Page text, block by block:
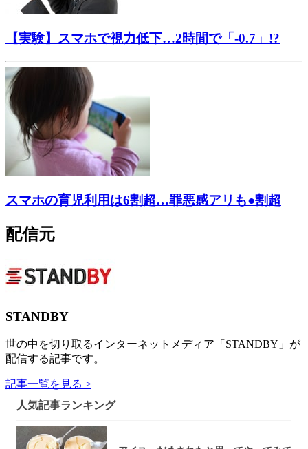
【実験】スマホで視力低下…2時間で「-0.7」!?
スマホの育児利用は6割超…罪悪感アリも●割超
配信元
STANDBY
世の中を切り取るインターネットメディア「STANDBY」が
配信する記事です。
記事一覧を見る >
人気記事ランキング